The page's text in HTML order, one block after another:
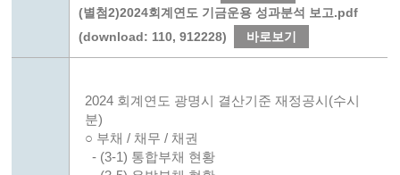
(별첨2)2024회계연도 기금운용 성과분석 보고.pdf
(download: 110, 912228)
바로보기
2024 회계연도 광명시 결산기준 재정공시(수시
분)
○ 부채 / 채무 / 채권
- (3-1) 통합부채 현황